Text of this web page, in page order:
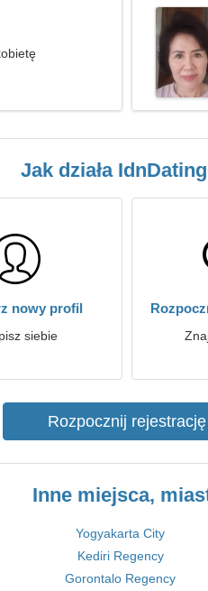
Jak działa
nowy profil
siebie
Rozpocznij rejestrację
Inne miejsca,
Yogyakarta City
Kediri Regency
Gorontalo Regency